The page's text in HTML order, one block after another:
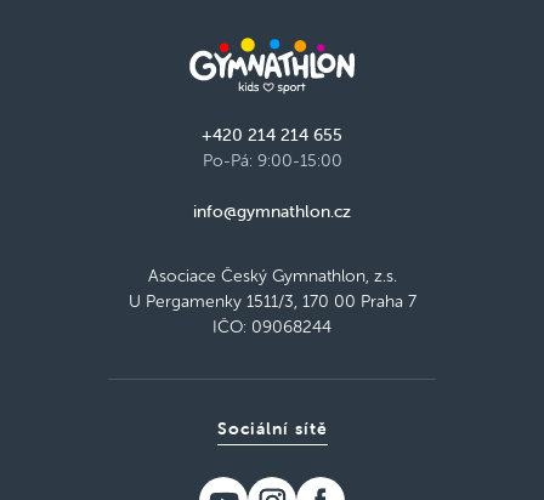
+420 214 214 655
Po-Pá: 9:00-15:00
info@gymnathlon.cz
Asociace Český Gymnathlon, z.s.
U Pergamenky 1511/3, 170 00 Praha 7
IČO: 09068244
Sociální sítě